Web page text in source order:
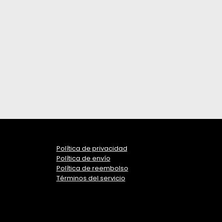
Política de privacidad
Política de envío
Política de reembolso
Términos del servicio